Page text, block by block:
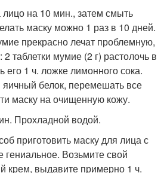
лицо на 10 мин., затем смыть
маску можно 1 раз в 10 дней.
прекрасно лечат проблемную,
таблетки мумие (2 г) растолочь в
его 1 ч. ложке лимонного сока.
белок, перемешать все
маску на очищенную кожу.
Прохладной водой.
приготовить маску для лица с
гениальное. Возьмите свой
крем, выдавите примерно 1 ч.